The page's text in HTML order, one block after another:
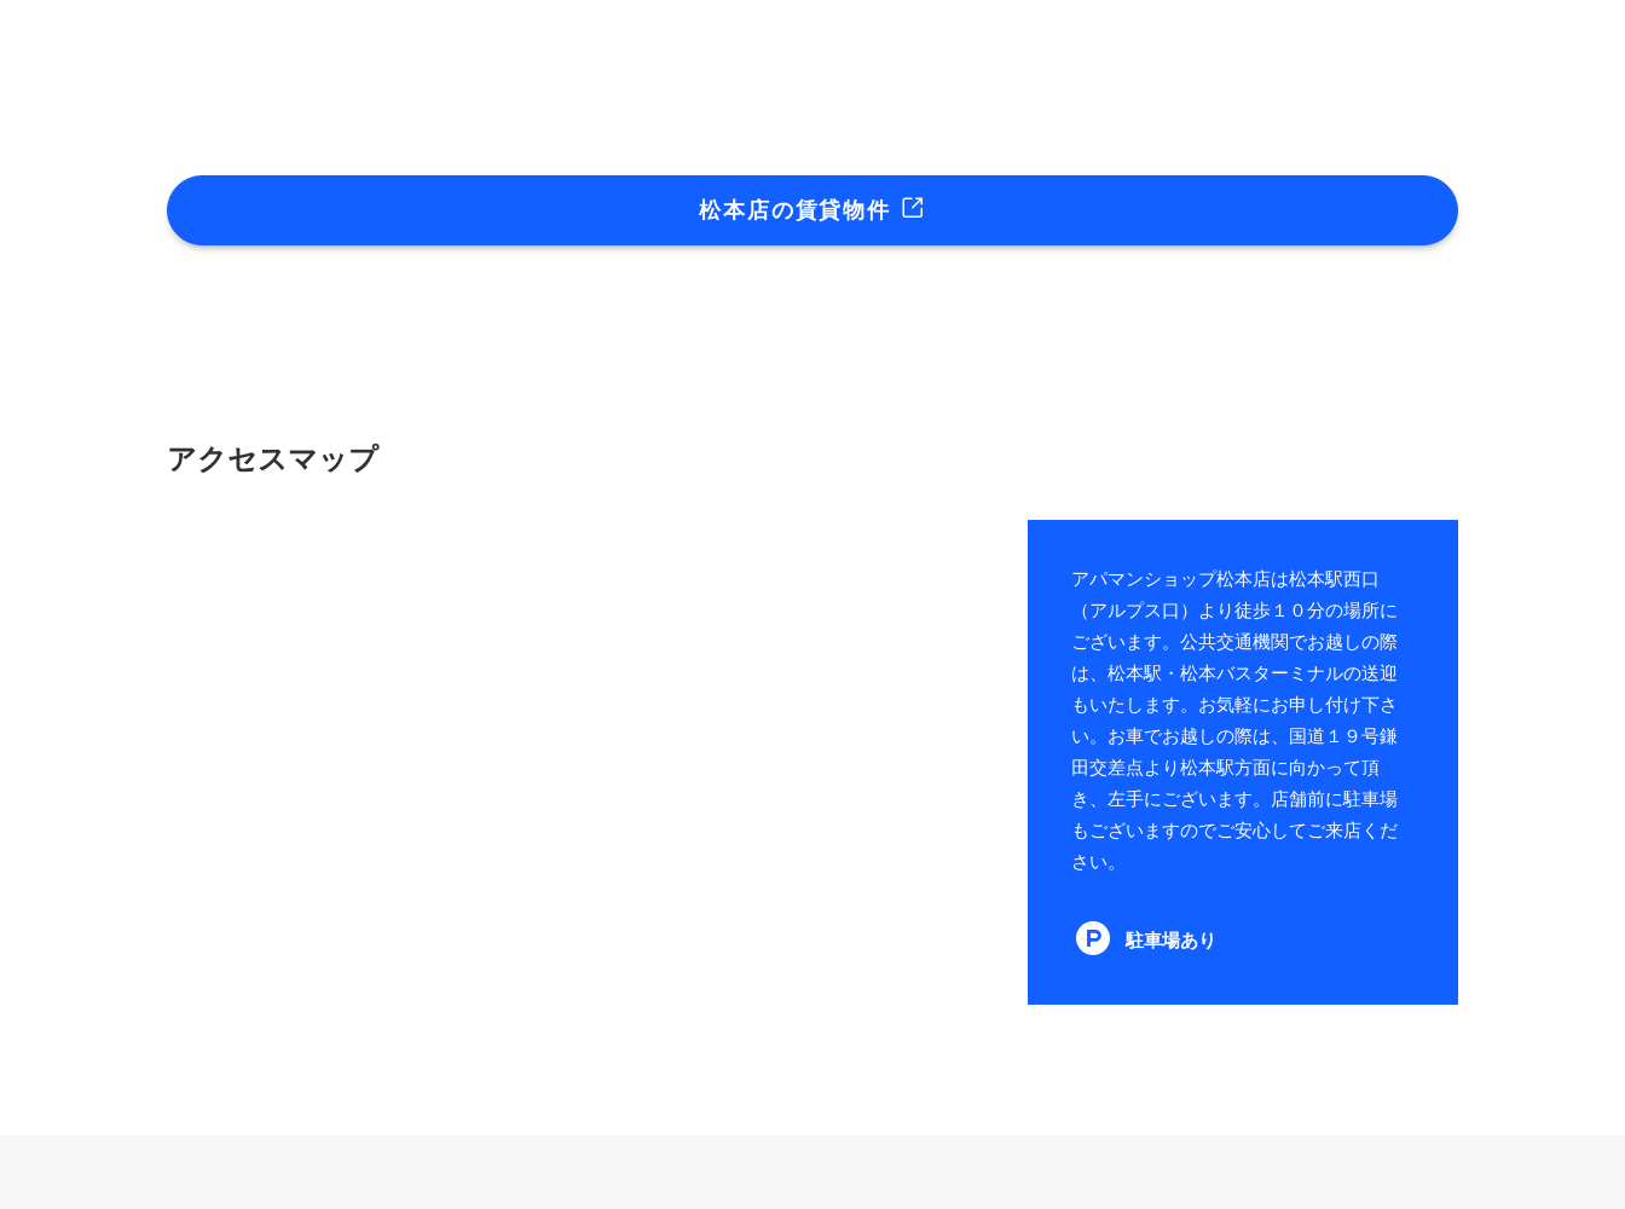
松本店の賃貸物件
アクセスマップ
アパマンショップ松本店は松本駅西口
（アルプス口）より徒歩１０分の場所に
ございます。公共交通機関でお越しの際
は、松本駅・松本バスターミナルの送迎
もいたします。お気軽にお申し付け下さ
い。お車でお越しの際は、国道１９号鎌
田交差点より松本駅方面に向かって頂
き、左手にございます。店舗前に駐車場
もございますのでご安心してご来店くだ
さい。
駐車場あり